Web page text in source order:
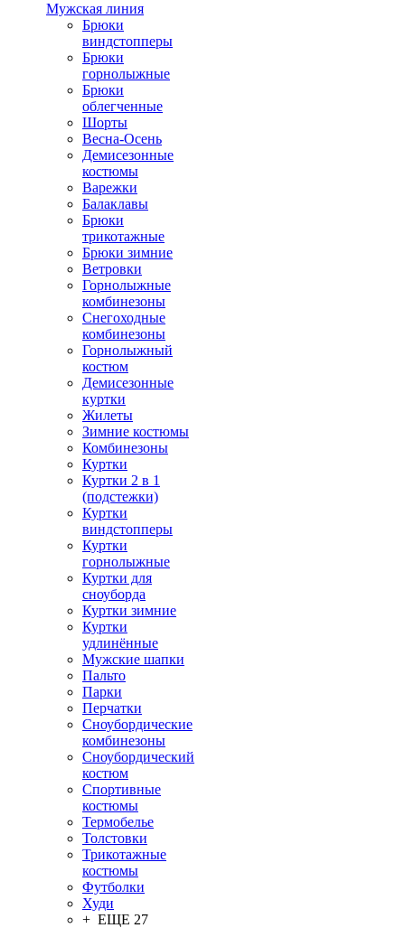
Мужская линия
Брюки
виндстопперы
Брюки
горнолыжные
Брюки
облегченные
Шорты
Весна-Осень
Демисезонные
костюмы
Варежки
Балаклавы
Брюки
трикотажные
Брюки зимние
Ветровки
Горнолыжные
комбинезоны
Снегоходные
комбинезоны
Горнолыжный
костюм
Демисезонные
куртки
Жилеты
Зимние костюмы
Комбинезоны
Куртки
Куртки 2 в 1
(подстежки)
Куртки
виндстопперы
Куртки
горнолыжные
Куртки для
сноуборда
Куртки зимние
Куртки
удлинённые
Мужские шапки
Пальто
Парки
Перчатки
Сноубордические
комбинезоны
Сноубордический
костюм
Спортивные
костюмы
Термобелье
Толстовки
Трикотажные
костюмы
Футболки
Худи
+ ЕЩЕ 27